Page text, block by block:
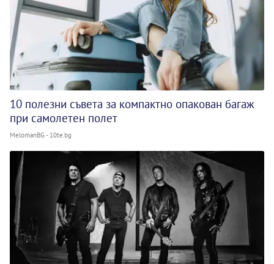
10 полезни съвета за компактно опакован багаж
при самолетен полет
MelomanBG - 10te.bg